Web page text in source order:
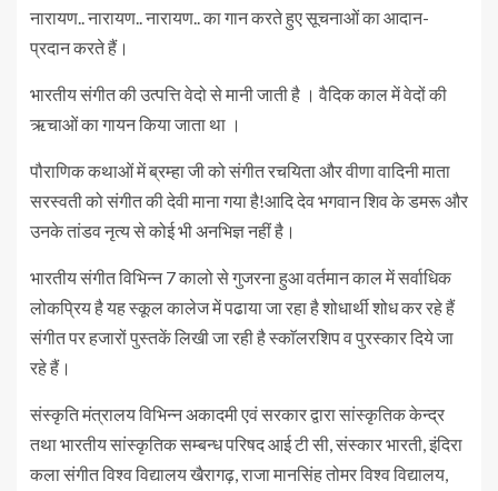
नारायण.. नारायण.. नारायण.. का गान करते हुए सूचनाओं का आदान-
प्रदान करते हैं।
भारतीय संगीत की उत्पत्ति वेदो से मानी जाती है । वैदिक काल में वेदों की
ऋचाओं का गायन किया जाता था ।
पौराणिक कथाओं में ब्रम्हा जी को संगीत रचयिता और वीणा वादिनी माता
सरस्वती को संगीत की देवी माना गया है!आदि देव भगवान शिव के डमरू और
उनके तांडव नृत्य से कोई भी अनभिज्ञ नहीं है।
भारतीय संगीत विभिन्न 7 कालो से गुजरना हुआ वर्तमान काल में सर्वाधिक
लोकप्रिय है यह स्कूल कालेज में पढाया जा रहा है शोधार्थी शोध कर रहे हैं
संगीत पर हजारों पुस्तकें लिखी जा रही है स्काॅलरशिप व पुरस्कार दिये जा
रहे हैं।
संस्कृति मंत्रालय विभिन्न अकादमी एवं सरकार द्वारा सांस्कृतिक केन्द्र
तथा भारतीय सांस्कृतिक सम्बन्ध परिषद आई टी सी, संस्कार भारती, इंदिरा
कला संगीत विश्व विद्यालय खैरागढ़, राजा मानसिंह तोमर विश्व विद्यालय,